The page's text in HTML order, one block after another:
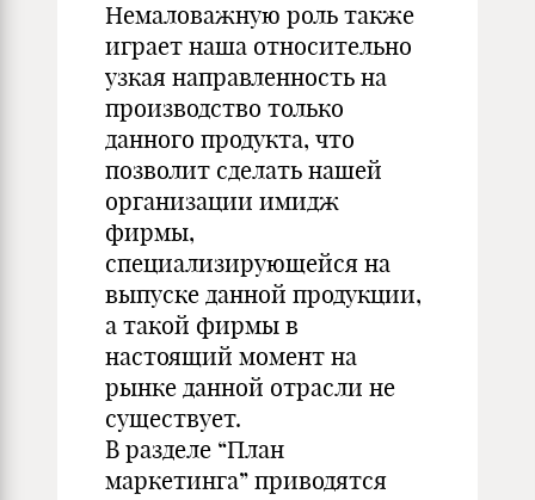
Немаловажную роль также
играет наша относительно
узкая направленность на
производство только
данного продукта, что
позволит сделать нашей
организации имидж
фирмы,
специализирующейся на
выпуске данной продукции,
а такой фирмы в
настоящий момент на
рынке данной отрасли не
существует.
В разделе “План
маркетинга” приводятся